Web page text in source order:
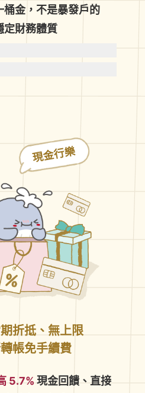
金，不是暴發戶的
定財務體質
現金行樂
折抵、無上限
帳免手續費
5.7% 現金回饋、直接